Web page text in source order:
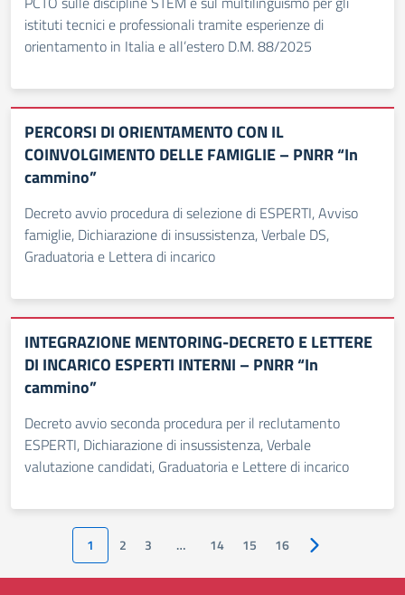
istituti tecnici e professionali tramite esperienze di
orientamento in Italia e all’estero D.M. 88/2025
PERCORSI DI ORIENTAMENTO CON IL
COINVOLGIMENTO DELLE FAMIGLIE – PNRR “In
cammino”
Decreto avvio procedura di selezione di ESPERTI, Avviso
famiglie, Dichiarazione di insussistenza, Verbale DS,
Graduatoria e Lettera di incarico
INTEGRAZIONE MENTORING-DECRETO E LETTERE
DI INCARICO ESPERTI INTERNI – PNRR “In
cammino”
Decreto avvio seconda procedura per il reclutamento
ESPERTI, Dichiarazione di insussistenza, Verbale
valutazione candidati, Graduatoria e Lettere di incarico
1 2 3 … 14 15 16 Pagina